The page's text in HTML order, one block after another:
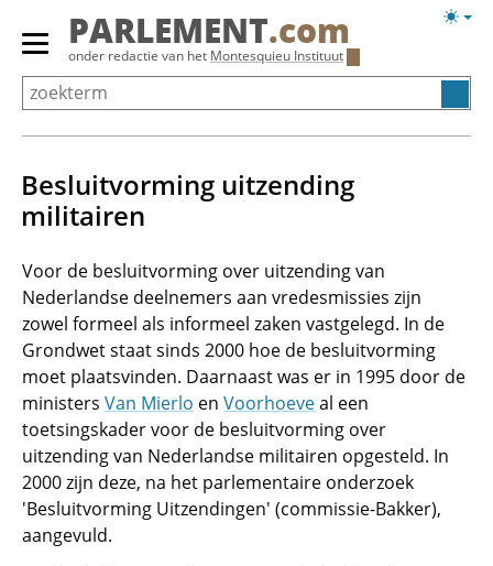
Overslaan
Primair
menu
tonen/verbergen
PARLEMENT.com
onder redactie van het Montesquieu Instituut
Besluitvorming uitzending
militairen
Voor de besluitvorming over uitzending van
Nederlandse deelnemers aan vredesmissies zijn
zowel formeel als informeel zaken vastgelegd. In de
Grondwet staat sinds 2000 hoe de besluitvorming
moet plaatsvinden. Daarnaast was er in 1995 door de
ministers Van Mierlo en Voorhoeveal een
toetsingskader voor de besluitvorming over
uitzending van Nederlandse militairen opgesteld. In
2000 zijn deze, na het parlementaire onderzoek
'Besluitvorming Uitzendingen' (commissie-Bakker),
aangevuld.